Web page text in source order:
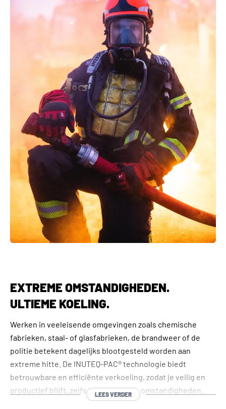
volledige dekking dat direct activeert met slechts 500 ml
water en verkoeling biedt van 8 uur tot wel 3 dagen,
afhankelijk van de omstandigheden. Het vest houdt je
zowel van binnen als van buiten droog en zorgt voor
langdurig comfort en optimale prestaties.
Voor situaties waarin zichtbaarheid essentieel is, bieden
Bodycool 2BSafe vest ofBodycool T-shirtmet
INUTEQ-H2O® technologie uitkomst. Deze producten
voldoen aan ISO20471 Klasse 2 en ANSI-certificering voor
veiligheid en bieden tot 8 uur verkoeling - eenvoudig te
activeren door in water te weken, uit te knijpen en te
dragen.
Bodycool Xtremevest, uitgerust met INUTEQ-PVA®, is
onze meest lichtgewicht, nauwsluitende optie en levert
intense verkoeling gedurende 1 tot 4 uur.
Blijf koel, blijf veilig en blijf productief met de innovatieve
LEES VERDER
EXTREME OMSTANDIGHEDEN.
ULTIEME KOELING.
Werken in veeleisende omgevingen zoals chemische
fabrieken, staal- of glasfabrieken, de brandweer of de
politie betekent dagelijks blootgesteld worden aan
extreme hitte. De INUTEQ-PAC® technologie biedt
betrouwbare en efficiënte verkoeling, zodat je veilig en
productief blijft, zelfs in de zwaarste omstandigheden.